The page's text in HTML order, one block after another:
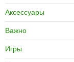
Аксессуары
Важно
Игры